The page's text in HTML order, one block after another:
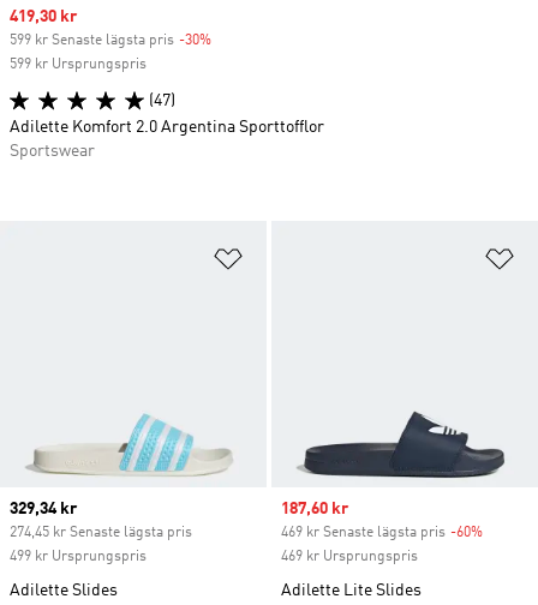
Current price
329,34 kr
274,45 kr Senaste lägsta pris
499 kr Ursprungspris
Adilette Slides
Sale price
187,60 kr
469 kr Senaste lägsta pris -60%
469 kr Ursprungspris
Adilette Lite Slides
Sale price
419,30 kr
599 kr Senaste lägsta pris -30%
599 kr Ursprungspris
(47)
Adilette Komfort 2.0 Argentina Sporttofflor
Sportswear